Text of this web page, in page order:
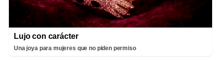
Lujo con carácter
Una joya para mujeres que no piden permiso